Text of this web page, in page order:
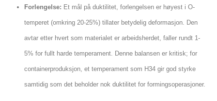
Forlengelse: Et mål på duktilitet, forlengelsen er høyest i O-
temperet (omkring 20-25%) tillater betydelig deformasjon. Den
avtar etter hvert som materialet er arbeidsherdet, faller rundt 1-
5% for fullt harde temperament. Denne balansen er kritisk; for
containerproduksjon, et temperament som H34 gir god styrke
samtidig som det beholder nok duktilitet for formingsoperasjoner.